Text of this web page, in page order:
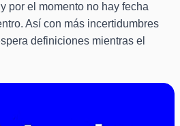
por el momento no hay fecha
Así con más incertidumbres
definiciones mientras el